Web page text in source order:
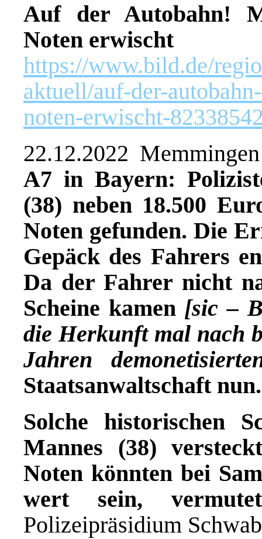
Auf der Autobahn!
Noten erwischt
https://www.bild.de/
aktuell/auf-der-
noten-erwischt-
22.12.2022
A7 in Bayern:
(38) neben 18.500
Noten gefunden. Die
Gepäck des Fahrers
Da der Fahrer nicht
Scheine kamen [sic –
die Herkunft mal nach
Jahren
Staatsanwaltschaft
Solche historischen
Mannes (38)
Noten könnten bei
wert sein,
Polizeipräsidium